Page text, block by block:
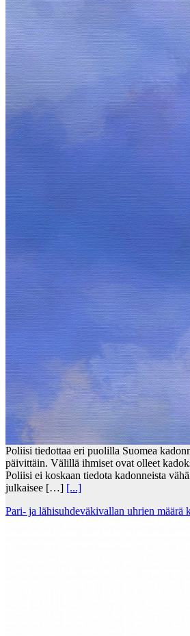
Poliisi tiedottaa eri puolilla Suomea
päivittäin. Välillä ihmiset ovat olleet
Poliisi ei koskaan tiedota kadonneista
julkaisee […] [...]
Pari- ja lähisuhdeväkivallan uhrien määrä